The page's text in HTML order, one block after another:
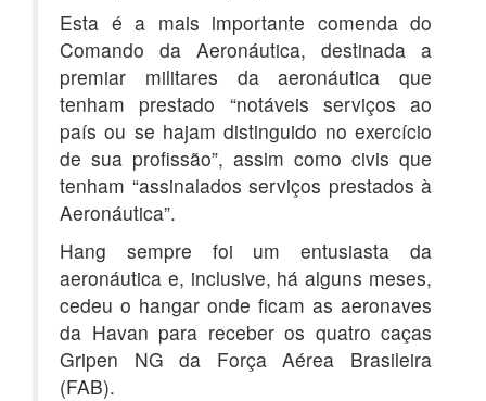
Esta é a mais importante comenda do
Comando da Aeronáutica, destinada a
premiar militares da aeronáutica que
tenham prestado “notáveis serviços ao
país ou se hajam distinguido no exercício
de sua profissão”, assim como civis que
tenham “assinalados serviços prestados à
Aeronáutica”.
Hang sempre foi um entusiasta da
aeronáutica e, inclusive, há alguns meses,
cedeu o hangar onde ficam as aeronaves
da Havan para receber os quatro caças
Gripen NG da Força Aérea Brasileira
(FAB).